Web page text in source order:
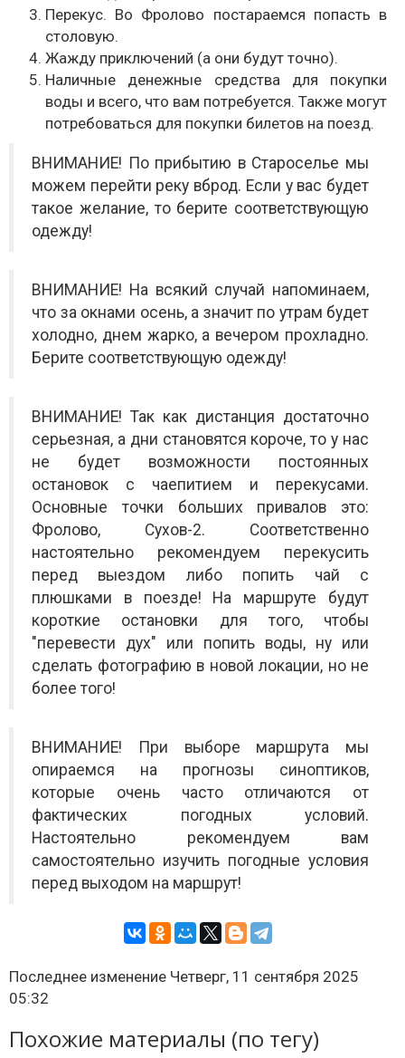
Перекус. Во Фролово постараемся попасть в
столовую.
Жажду приключений (а они будут точно).
Наличные денежные средства для покупки
воды и всего, что вам потребуется. Также могут
потребоваться для покупки билетов на поезд.
ВНИМАНИЕ! По прибытию в Староселье мы
можем перейти реку вброд. Если у вас будет
такое желание, то берите соответствующую
одежду!
ВНИМАНИЕ! На всякий случай напоминаем,
что за окнами осень, а значит по утрам будет
холодно, днем жарко, а вечером прохладно.
Берите соответствующую одежду!
ВНИМАНИЕ! Так как дистанция достаточно
серьезная, а дни становятся короче, то у нас
не будет возможности постоянных
остановок с чаепитием и перекусами.
Основные точки больших привалов это:
Фролово, Сухов-2. Соответственно
настоятельно рекомендуем перекусить
перед выездом либо попить чай с
плюшками в поезде! На маршруте будут
короткие остановки для того, чтобы
"перевести дух" или попить воды, ну или
сделать фотографию в новой локации, но не
более того!
ВНИМАНИЕ! При выборе маршрута мы
опираемся на прогнозы синоптиков,
которые очень часто отличаются от
фактических погодных условий.
Настоятельно рекомендуем вам
самостоятельно изучить погодные условия
перед выходом на маршрут!
Последнее изменение Четверг, 11 сентября 2025
05:32
Похожие материалы (по тегу)